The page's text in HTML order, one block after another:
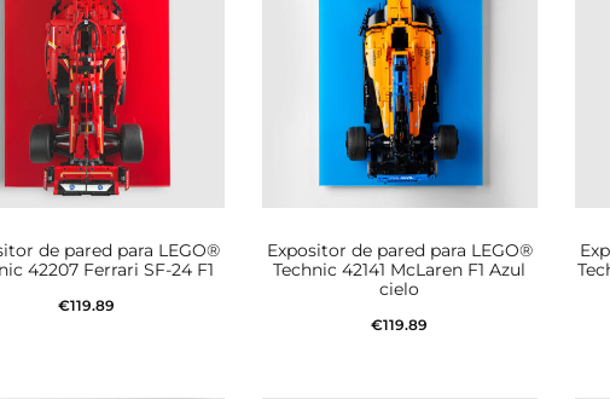
de pared para LEGO®
42207 Ferrari SF-24 F1
€119.89
Expositor de pared para LEGO®
Technic 42141 McLaren F1 Azul
cielo
€119.89